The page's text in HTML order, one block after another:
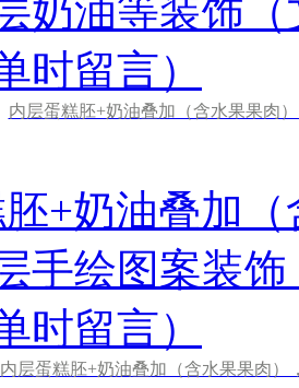
内层蛋糕胚+奶油叠加（含水果果肉
内层蛋糕胚+奶油叠加（含水果果肉